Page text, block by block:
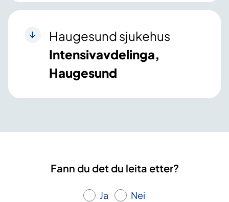
Haugesund sjukehus
Intensivavdelinga,
Haugesund
Fann du det du leita etter?
Ja Nei